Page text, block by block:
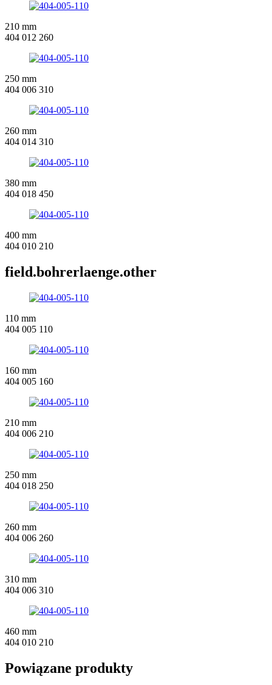
210 mm
404 012 260
250 mm
404 006 310
260 mm
404 014 310
380 mm
404 018 450
400 mm
404 010 210
field.bohrerlaenge.other
110 mm
404 005 110
160 mm
404 005 160
210 mm
404 006 210
250 mm
404 018 250
260 mm
404 006 260
310 mm
404 006 310
460 mm
404 010 210
Powiązane produkty